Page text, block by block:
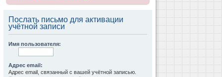
Послать письмо для активации
учётной записи
Имя пользователя:
Адрес email:
Адрес email, связанный с вашей учётной записью.